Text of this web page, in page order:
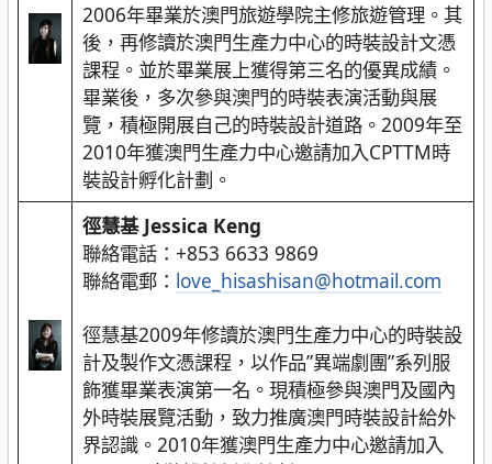
2006年畢業於澳門旅遊學院主修旅遊管理。其
後，再修讀於澳門生產力中心的時裝設計文憑
課程。並於畢業展上獲得第三名的優異成績。
畢業後，多次參與澳門的時裝表演活動與展
覽，積極開展自己的時裝設計道路。2009年至
2010年獲澳門生產力中心邀請加入CPTTM時
裝設計孵化計劃。
徑慧基 Jessica Keng
聯絡電話：+853 6633 9869
聯絡電郵： love_hisashisan@hotmail.com
徑慧基2009年修讀於澳門生產力中心的時裝設
計及製作文憑課程，以作品”異端劇團”系列服
飾獲畢業表演第一名。現積極參與澳門及國內
外時裝展覽活動，致力推廣澳門時裝設計給外
界認識。2010年獲澳門生產力中心邀請加入